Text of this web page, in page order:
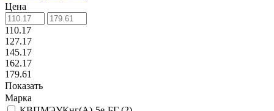
Цена
110.17
127.17
145.17
162.17
179.61
Показать
Марка